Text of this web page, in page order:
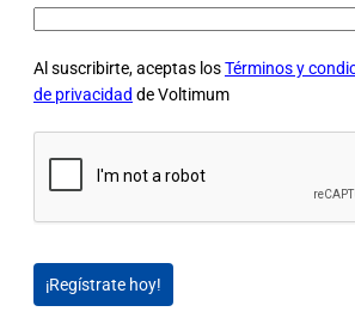
Al suscribirte, aceptas losTérminos y
de privacidad de Voltimum
¡Regístrate hoy!